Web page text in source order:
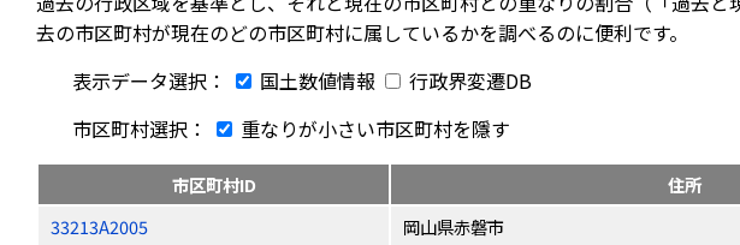
去の市区町村が現在のどの市区町村に属しているかを調べるのに便利です。
表示データ選択：
国土数値情報
行政界変遷DB
市区町村選択：
重なりが小さい市区町村を隱す
市区町村ID 住所
33213A2005
岡山県赤磐市